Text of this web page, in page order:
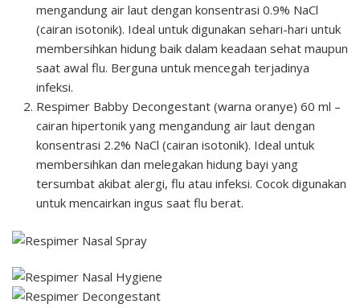
mengandung air laut dengan konsentrasi 0.9% NaCl
(cairan isotonik). Ideal untuk digunakan sehari-hari untuk
membersihkan hidung baik dalam keadaan sehat maupun
saat awal flu. Berguna untuk mencegah terjadinya
infeksi.
Respimer Babby Decongestant (warna oranye) 60 ml –
cairan hipertonik yang mengandung air laut dengan
konsentrasi 2.2% NaCl (cairan isotonik). Ideal untuk
membersihkan dan melegakan hidung bayi yang
tersumbat akibat alergi, flu atau infeksi. Cocok digunakan
untuk mencairkan ingus saat flu berat.